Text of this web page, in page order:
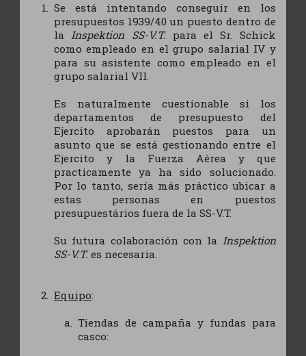
Se está intentando conseguir en los
presupuestos 1939/40 un puesto dentro de
laInspektion SS-V.T.para el Sr. Schick
como empleado en el grupo salarial IV y
para su asistente como empleado en el
grupo salarial VII.
Es naturalmente cuestionable si los
departamentos de presupuesto del
Ejercito aprobarán puestos para un
asunto que se está gestionando entre el
Ejercito y la Fuerza Aérea y que
practicamente ya ha sido solucionado.
Por lo tanto, sería más práctico ubicar a
estas personas en puestos
presupuestários fuera de la SS-V.T.
Su futura colaboración con la Inspektion
SS-V.T.es necesaria.
Equipo:
Tiendas de campaña y fundas para
casco: